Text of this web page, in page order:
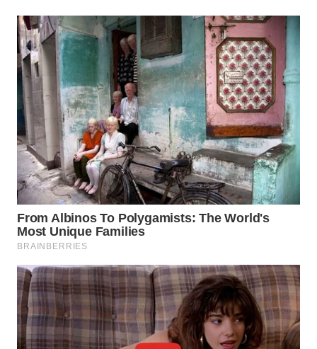
WN
TANJUNG
LESUNG
WN
KARO
WN
SIMALUNGUN
WN
LABUHANBATU
WN
TAPANULI
TENGAH
WN DELI